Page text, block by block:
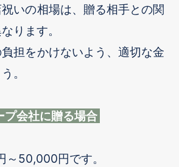
いの相場は、贈る相手との関
ります。
担をかけないよう、適切な金
。
プ会社に贈る場合
50,000円です。